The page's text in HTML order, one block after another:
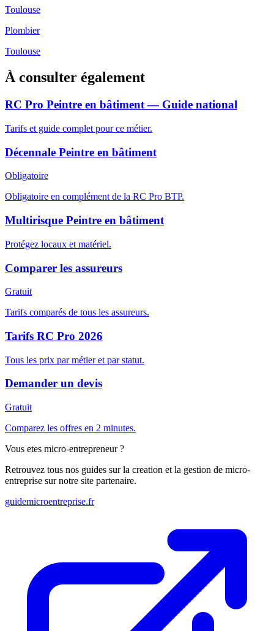
Toulouse
Plombier
Toulouse
À consulter également
RC Pro Peintre en bâtiment — Guide national
Tarifs et guide complet pour ce métier.
Décennale Peintre en bâtiment
Obligatoire
Obligatoire en complément de la RC Pro BTP.
Multirisque Peintre en bâtiment
Protégez locaux et matériel.
Comparer les assureurs
Gratuit
Tarifs comparés de tous les assureurs.
Tarifs RC Pro 2026
Tous les prix par métier et par statut.
Demander un devis
Gratuit
Comparez les offres en 2 minutes.
Vous etes micro-entrepreneur ?
Retrouvez tous nos guides sur la creation et la gestion de micro-
entreprise sur notre site partenaire.
guidemicroentreprise.fr